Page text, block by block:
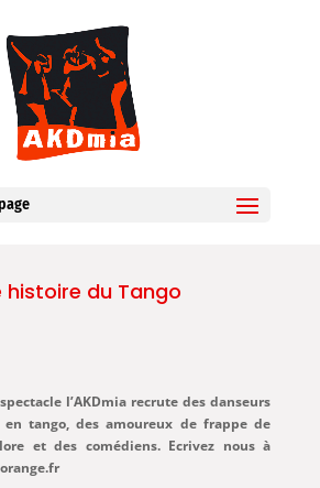
histoire du Tango
l’AKDmia recrute des danseurs
tango, des amoureux de frappe de
et des comédiens. Ecrivez nous à